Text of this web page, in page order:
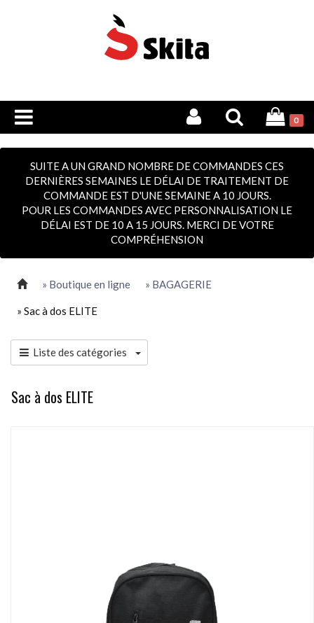
0
SUITE A UN GRAND NOMBRE DE COMMANDES CES
DERNIÈRES SEMAINES LE DÉLAI DE TRAITEMENT DE
COMMANDE EST D'UNE SEMAINE A 10 JOURS.
POUR LES COMMANDES AVEC PERSONNALISATION LE
DÉLAI EST DE 10 A 15 JOURS. MERCI DE VOTRE
COMPRÉHENSION
» Boutique en ligne » BAGAGERIE
» Sac à dos ELITE
Liste des catégories
Sac à dos ELITE